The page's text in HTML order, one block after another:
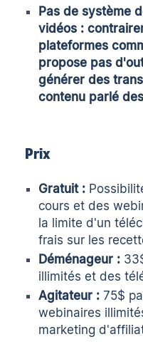
Pas de système
vidéos :
plateformes
propose pas
générer des
contenu parlé
Prix
Gratuit :
cours et des
la limite d'un
frais sur les
Déménageur :
illimités et des
Agitateur : 75$
webinaires
marketing